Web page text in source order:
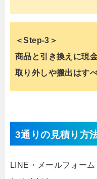
＜Step-3＞
商品と引き換えに現
取り外しや搬出はす
3通りの見積り方
LINE・メールフォー